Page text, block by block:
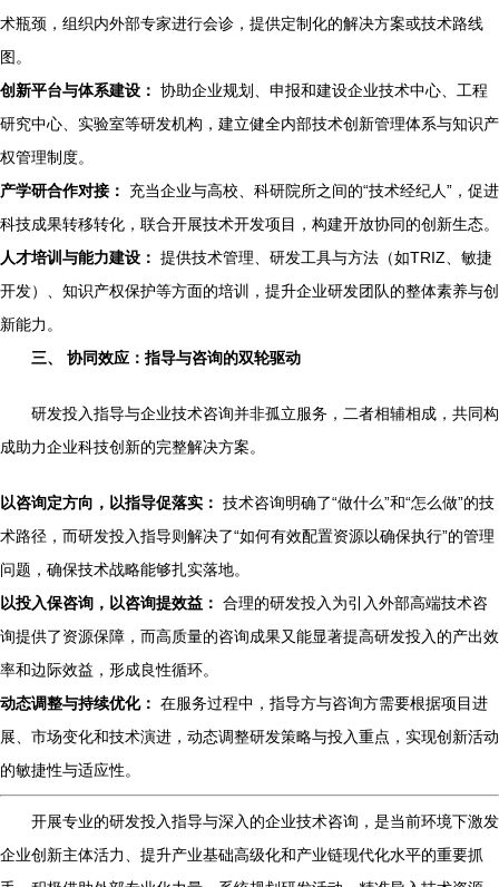
术瓶颈，组织内外部专家进行会诊，提供定制化的解决方案或技术路线
图。
创新平台与体系建设： 协助企业规划、申报和建设企业技术中心、工程
研究中心、实验室等研发机构，建立健全内部技术创新管理体系与知识产
权管理制度。
产学研合作对接：
充当企业与高校、科研院所之间的“技术经纪人”，促进
科技成果转移转化，联合开展技术开发项目，构建开放协同的创新生态。
人才培训与能力建设： 提供技术管理、研发工具与方法（如TRIZ、敏捷
开发）、知识产权保护等方面的培训，提升企业研发团队的整体素养与创
新能力。
三、 协同效应：指导与咨询的双轮驱动
研发投入指导与企业技术咨询并非孤立服务，二者相辅相成，共同构
成助力企业科技创新的完整解决方案。
以咨询定方向，以指导促落实： 技术咨询明确了“做什么”和“怎么做”的技
术路径，而研发投入指导则解决了“如何有效配置资源以确保执行”的管理
问题，确保技术战略能够扎实落地。
以投入保咨询，以咨询提效益： 合理的研发投入为引入外部高端技术咨
询提供了资源保障，而高质量的咨询成果又能显著提高研发投入的产出效
率和边际效益，形成良性循环。
动态调整与持续优化： 在服务过程中，指导方与咨询方需要根据项目进
展、市场变化和技术演进，动态调整研发策略与投入重点，实现创新活动
的敏捷性与适应性。
开展专业的研发投入指导与深入的企业技术咨询，是当前环境下激发
企业创新主体活力、提升产业基础高级化和产业链现代化水平的重要抓